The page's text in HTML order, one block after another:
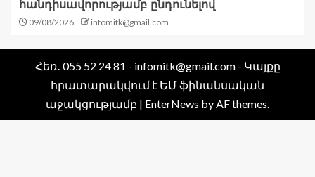
հանդիսավորությամբ ընդունելով
09/08/2026 infomitk@gmail.com
Հեռ․ 055 52 24 81 - infomitk@gmail.com - Կայքը
հրատարակվում է ԵՄ ֆինանսական
աջակցությամբ | EnterNews by AF themes.